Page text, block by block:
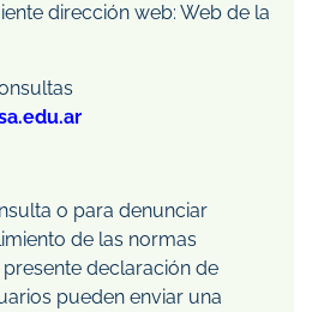
dirección web: Web de la
o para denunciar
de las normas
declaración de
pueden enviar una